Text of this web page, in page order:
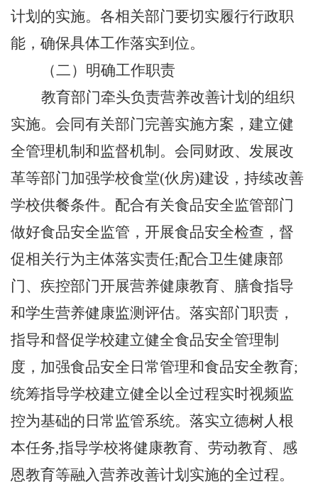
计划的实施。各相关部门要切实履行行政职
能，确保具体工作落实到位。
（二） 明确工作职责
教育部门牵头负责营养改善计划的组织
实施。会同有关部门完善实施方案，建立健
全管理机制和监督机制。会同财政、发展改
革等部门加强学校食堂(伙房)建设，持续改善
学校供餐条件。配合有关食品安全监管部门
做好食品安全监管，开展食品安全检查，督
促相关行为主体落实责任;配合卫生健康部
门、疾控部门开展营养健康教育、膳食指导
和学生营养健康监测评估。落实部门职责，
指导和督促学校建立健全食品安全管理制
度，加强食品安全日常管理和食品安全教育;
统筹指导学校建立健全以全过程实时视频监
控为基础的日常监管系统。落实立德树人根
本任务,指导学校将健康教育、劳动教育、感
恩教育等融入营养改善计划实施的全过程。